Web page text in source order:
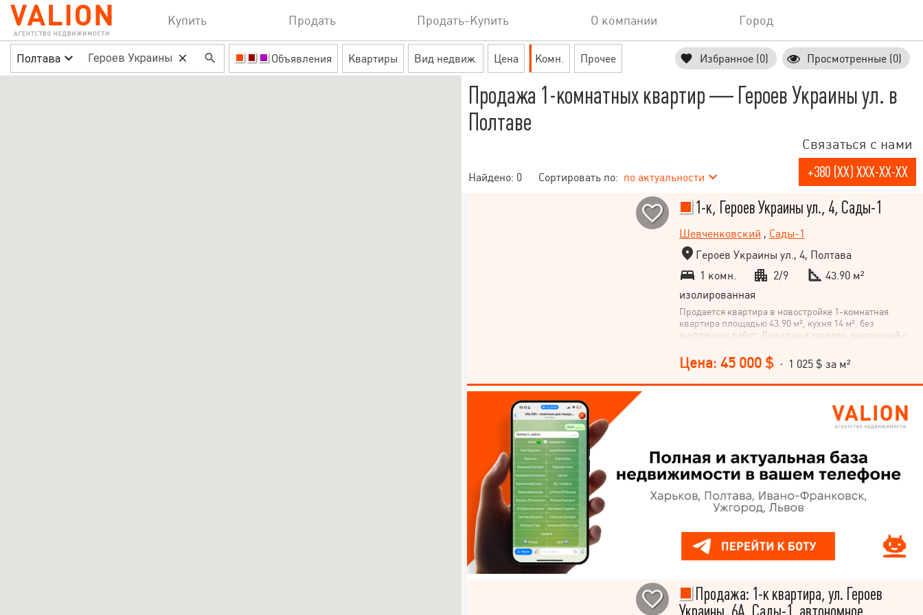
Купить Продать Продать-Купить О компании Город
Полтава Объявления Квартиры Вид недвиж. Цена Комн. Прочее Избранное (0) Просмотренные (0)
Продажа 1-комнатных квартир — Героев Украины ул. в
Полтаве
Найдено: 0 Сортировать по: по актуальности
Связаться с нами
+380 (XX) XXX-XX-XX
1-к, Героев Украины ул., 4, Сады-1
Шевченковский , Сады-1
Героев Украины ул., 4, Полтава
1 комн.
2/9
43.90 м²
изолированная
Продается квартира в новостройке 1-комнатная
квартира площадью 43.90 м², кухня 14 м². без
внутренних работ. Дом сдан и заселен, кирпичный с
теплый пол. Стены оштукатурены. Подсобное
помещение 8.6м2 на первом этаже Выгодное
месторасположение, вся инфраструктура в пешей
Цена: 45 000 $· 1 025 $ за м²
Продажа: 1-к квартира, ул. Героев